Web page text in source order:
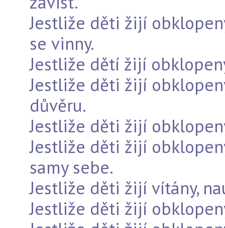
Jestliže děti žijí
se vinny.
Jestliže dětí žijí
Jestliže děti žijí
důvěru.
Jestliže děti žijí
Jestliže děti žijí
samy sebe.
Jestliže děti žijí vítány,
Jestliže děti žijí